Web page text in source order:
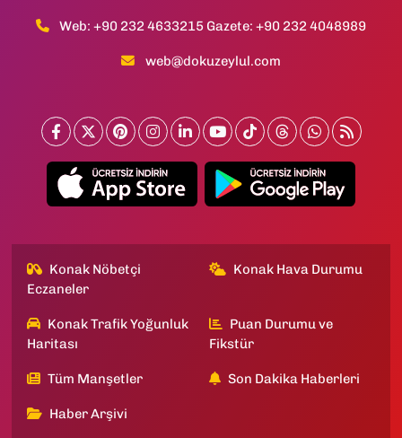
Web: +90 232 4633215 Gazete: +90 232 4048989
web@dokuzeylul.com
Konak Nöbetçi
Eczaneler
Konak Hava Durumu
Konak Trafik Yoğunluk
Haritası
Puan Durumu ve
Fikstür
Tüm Manşetler Son Dakika Haberleri
Haber Arşivi